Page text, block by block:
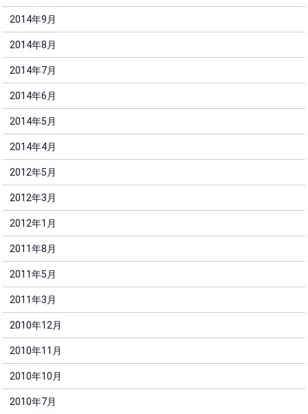
2014年9月
2014年8月
2014年7月
2014年6月
2014年5月
2014年4月
2012年5月
2012年3月
2012年1月
2011年8月
2011年5月
2011年3月
2010年12月
2010年11月
2010年10月
2010年7月